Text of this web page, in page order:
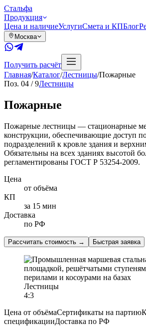
Стальфа
Продукция
Цена и наличиеУслугиСмета и КПБлог
Москва
Получить расчёт
Главная/Каталог/Лестницы/Пожарные
Поз. 04 /9Лестницы
Пожарные
Пожарные лестницы — стационарные
конструкции, обеспечивающие доступ
подразделений к кровле здания и
Обязательны на всех зданиях высотой
регламентированы ГОСТ Р 53254-2009.
Цена
от объёма
КП
за 15 мин
Доставка
по РФ
Рассчитать стоимость → Быстрая заявка
Лестницы
4:3
Цена от объёмаСертификаты на партию
спецификацииДоставка по РФ